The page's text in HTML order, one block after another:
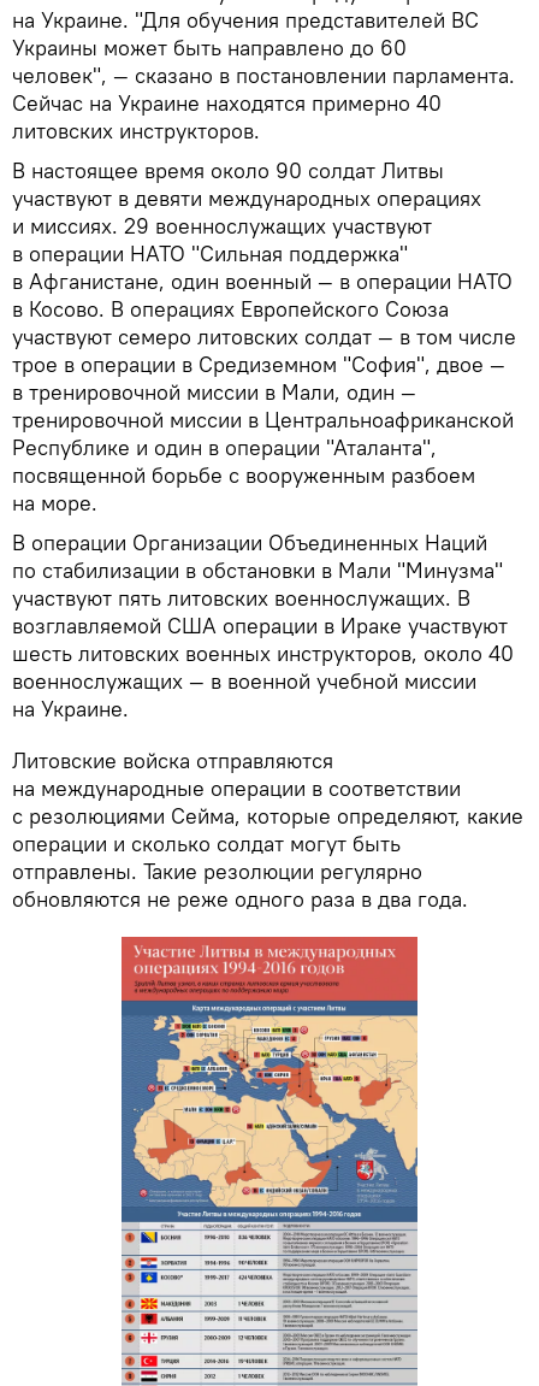
на Украине. "Для обучения представителей ВС
Украины может быть направлено до 60
человек", — сказано в постановлении парламента.
Сейчас на Украине находятся примерно 40
литовских инструкторов.
В настоящее время около 90 солдат Литвы
участвуют в девяти международных операциях
и миссиях. 29 военнослужащих участвуют
в операции НАТО "Сильная поддержка"
в Афганистане, один военный — в операции НАТО
в Косово. В операциях Европейского Союза
участвуют семеро литовских солдат — в том числе
трое в операции в Средиземном "София", двое —
в тренировочной миссии в Мали, один —
тренировочной миссии в Центральноафриканской
Республике и один в операции "Аталанта",
посвященной борьбе с вооруженным разбоем
на море.
В операции Организации Объединенных Наций
по стабилизации в обстановки в Мали "Минузма"
участвуют пять литовских военнослужащих. В
возглавляемой США операции в Ираке участвуют
шесть литовских военных инструкторов, около 40
военнослужащих — в военной учебной миссии
на Украине.
Литовские войска отправляются
на международные операции в соответствии
с резолюциями Сейма, которые определяют, какие
операции и сколько солдат могут быть
отправлены. Такие резолюции регулярно
обновляются не реже одного раза в два года.